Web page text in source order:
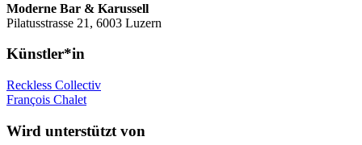
Moderne Bar & Karussell
Pilatusstrasse 21, 6003 Luzern
Künstler*in
Reckless Collectiv
François Chalet
Wird unterstützt von